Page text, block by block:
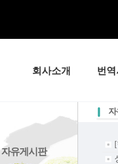
회사소개 번
자유게시판
자